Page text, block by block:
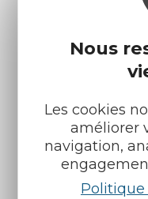
Nous
Les cookies
améliorer
navigation,
Nos